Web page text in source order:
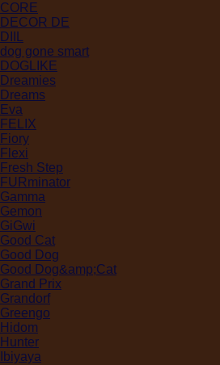
CORE
DECOR DE
DIIL
dog gone smart
DOGLIKE
Dreamies
Dreams
Eva
FELIX
Fiory
Flexi
Fresh Step
FURminator
Gamma
Gemon
GiGwi
Good Cat
Good Dog
Good Dog&amp;Cat
Grand Prix
Grandorf
Greengo
Hidom
Hunter
Ibiyaya